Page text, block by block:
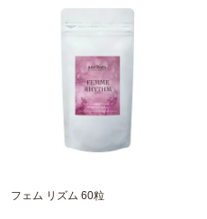
フェム リズム 60粒